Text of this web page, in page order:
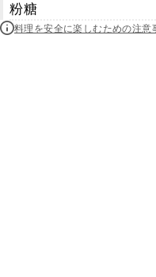
粉糖
料理を安全に楽しむための注意